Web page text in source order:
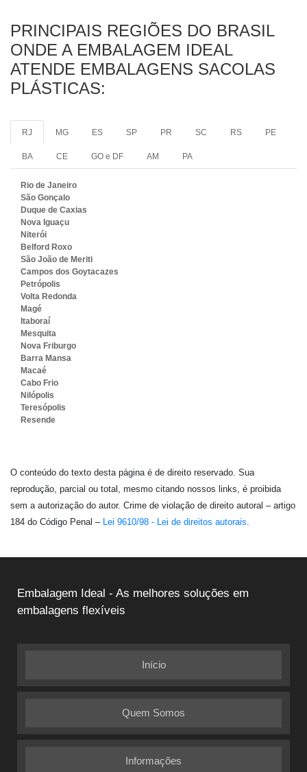
PRINCIPAIS REGIÕES DO BRASIL
ONDE A EMBALAGEM IDEAL
ATENDE EMBALAGENS SACOLAS
PLÁSTICAS:
RJ MG ES SP PR SC RS PE
BA CE GO e DF AM PA
Rio de Janeiro
São Gonçalo
Duque de Caxias
Nova Iguaçu
Niterói
Belford Roxo
São João de Meriti
Campos dos Goytacazes
Petrópolis
Volta Redonda
Magé
Itaboraí
Mesquita
Nova Friburgo
Barra Mansa
Macaé
Cabo Frio
Nilópolis
Teresópolis
Resende
O conteúdo do texto desta página é de direito reservado. Sua
reprodução, parcial ou total, mesmo citando nossos links, é proibida
sem a autorização do autor. Crime de violação de direito autoral – artigo
184 do Código Penal – Lei 9610/98 - Lei de direitos autorais.
Embalagem Ideal - As melhores soluções em
embalagens flexíveis
Início
Quem Somos
Informações